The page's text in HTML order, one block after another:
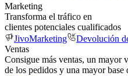
Marketing
Transforma el tráfico en
clientes potenciales cualificados
JivoMarketing
Devolución
Ventas
Consigue más ventas, un mayor
de los pedidos y una mayor base